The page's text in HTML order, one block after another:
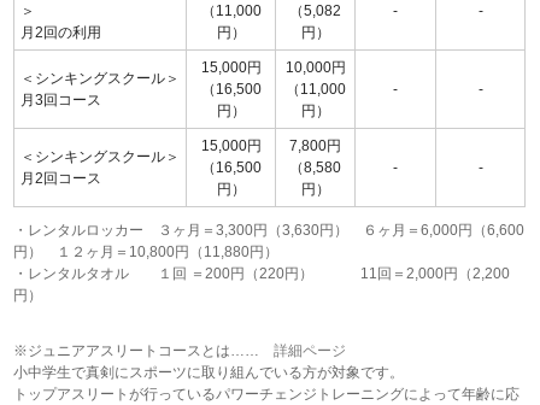
＞
月2回の利用
（11,000
円）
（5,082
円）
- -
＜シンキングスクール＞
月3回コース
15,000円
（16,500
円）
10,000円
（11,000
円）
- -
＜シンキングスクール＞
月2回コース
15,000円
（16,500
円）
7,800円
（8,580
円）
- -
・レンタルロッカー
３ヶ月＝3,300円（3,630円） ６ヶ月＝6,000円（6,600
円） １２ヶ月＝10,800円（11,880円）
・レンタルタオル
１回 ＝200円（220円） 11回＝2,000円（2,200
円）
※ジュニアアスリートコースとは……
詳細ページ
小中学生で真剣にスポーツに取り組んでいる方が対象です。
トップアスリートが行っているパワーチェンジトレーニングによって年齢に応